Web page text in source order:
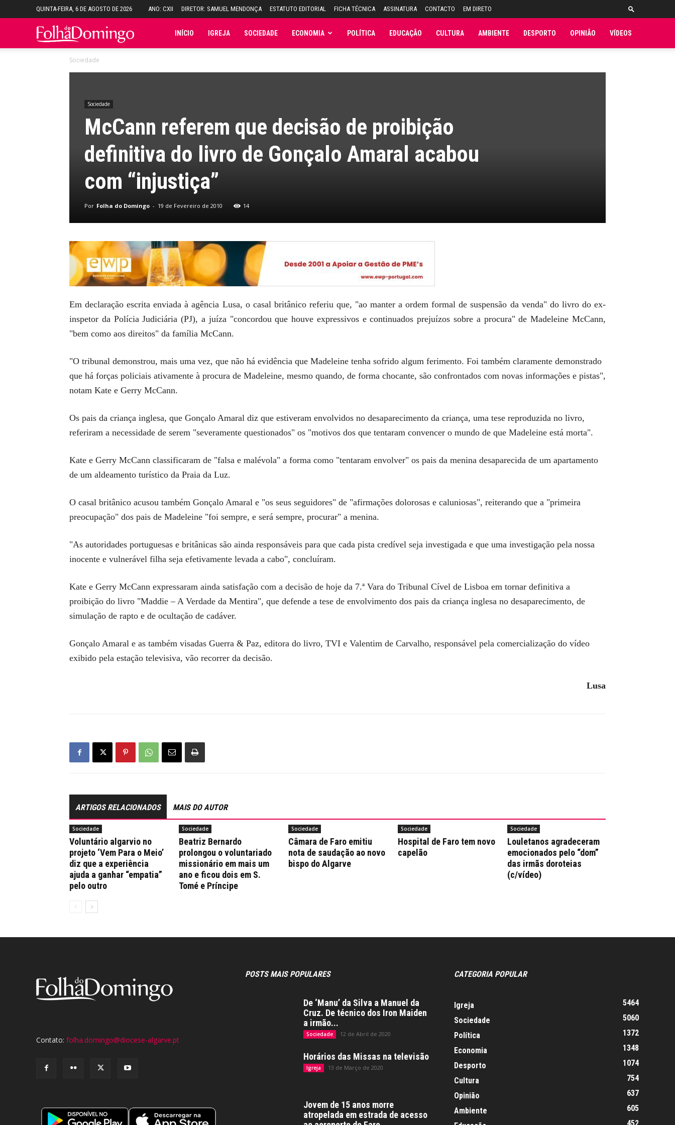
QUINTA-FEIRA, 6 DE AGOSTO DE 2026 ANO: CXII DIRETOR: SAMUEL MENDONÇA ESTATUTO EDITORIAL FICHA TÉCNICA ASSINATURA CONTACTO EM DIRETO
Folha INÍCIO IGREJA SOCIEDADE ECONOMIA POLÍTICA EDUCAÇÃO CULTURA AMBIENTE DESPORTO OPINIÃO VÍDEOS
Sociedade
Sociedade
McCann referem que decisão de proibição
definitiva do livro de Gonçalo Amaral acabou
com “injustiça”
Por Folha do Domingo - 19 de Fevereiro de 2010 14
Em declaração escrita enviada à agência Lusa, o casal britânico referiu que, "ao manter a ordem formal de suspensão da venda" do livro do ex-
inspetor da Polícia Judiciária (PJ), a juíza "concordou que houve expressivos e continuados prejuízos sobre a procura" de Madeleine McCann,
"bem como aos direitos" da família McCann.
"O tribunal demonstrou, mais uma vez, que não há evidência que Madeleine tenha sofrido algum ferimento. Foi também claramente demonstrado
que há forças policiais ativamente à procura de Madeleine, mesmo quando, de forma chocante, são confrontados com novas informações e pistas",
notam Kate e Gerry McCann.
Os pais da criança inglesa, que Gonçalo Amaral diz que estiveram envolvidos no desaparecimento da criança, uma tese reproduzida no livro,
referiram a necessidade de serem "severamente questionados" os "motivos dos que tentaram convencer o mundo de que Madeleine está morta".
Kate e Gerry McCann classificaram de "falsa e malévola" a forma como "tentaram envolver" os pais da menina desaparecida de um apartamento
de um aldeamento turístico da Praia da Luz.
O casal britânico acusou também Gonçalo Amaral e "os seus seguidores" de "afirmações dolorosas e caluniosas", reiterando que a "primeira
preocupação" dos pais de Madeleine "foi sempre, e será sempre, procurar" a menina.
"As autoridades portuguesas e britânicas são ainda responsáveis para que cada pista credível seja investigada e que uma investigação pela nossa
inocente e vulnerável filha seja efetivamente levada a cabo", concluíram.
Kate e Gerry McCann expressaram ainda satisfação com a decisão de hoje da 7.ª Vara do Tribunal Cível de Lisboa em tornar definitiva a
proibição do livro "Maddie – A Verdade da Mentira", que defende a tese de envolvimento dos pais da criança inglesa no desaparecimento, de
simulação de rapto e de ocultação de cadáver.
Gonçalo Amaral e as também visadas Guerra & Paz, editora do livro, TVI e Valentim de Carvalho, responsável pela comercialização do vídeo
exibido pela estação televisiva, vão recorrer da decisão.
Lusa
ARTIGOS RELACIONADOS MAIS DO AUTOR
Sociedade
Voluntário algarvio no
projeto ‘Vem Para o Meio’
diz que a experiência
ajuda a ganhar “empatia”
pelo outro
Sociedade
Beatriz Bernardo
prolongou o voluntariado
missionário em mais um
ano e ficou dois em S.
Tomé e Príncipe
Sociedade
Câmara de Faro emitiu
nota de saudação ao novo
bispo do Algarve
Sociedade
Hospital de Faro tem novo
capelão
Sociedade
Louletanos agradeceram
emocionados pelo “dom”
das irmãs doroteias
(c/vídeo)
Contato: folha.domingo@diocese-algarve.pt
POSTS MAIS POPULARES
De ‘Manu’ da Silva a Manuel da
Cruz. De técnico dos Iron Maiden
a irmão...
Sociedade 12 de Abril de 2020
Horários das Missas na televisão
Igreja 13 de Março de 2020
Jovem de 15 anos morre
atropelada em estrada de acesso
CATEGORIA POPULAR
Igreja
5464
Sociedade
5060
Política
1372
Economia
1348
Desporto
1074
Cultura
754
Opinião
637
Ambiente
605